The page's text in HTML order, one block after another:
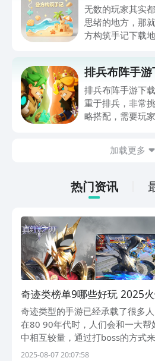
无数的玩家其实
思绪的地方，那
方构筑手记下载
情。如果大家想
法很简单，通过
下游戏的主要乐
排兵布阵手
排兵布阵手游下
重于排兵，非常
略搭配，需要玩
一种士兵都有自
急切的想要连接
阅览一下吧！
加载更多
热门资讯
奇迹类榜单9哪些好玩 2025
下载before_1
奇迹类型的手游已经承载了很多
在80 90年代时，人们会和一大帮
中相互较量，通过打boss的方式
手游哪个好玩？如今依旧是很多人
2025-08-07 20:07:58